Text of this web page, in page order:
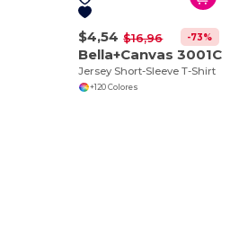
$4,54 $16,96 -73%
Bella+Canvas 3001C
Jersey Short-Sleeve T-Shirt
+120 Colores